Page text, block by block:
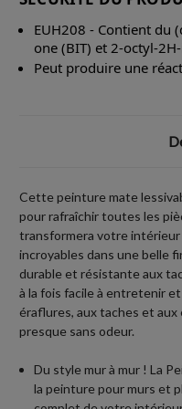
EUH208 - Contient du
one (BIT) et 2-octyl-
Peut produire une
Cette peinture mate
pour rafraîchir toutes les
transformera votre
incroyables dans une belle
durable et résistante aux
à la fois facile à entretenir
éraflures, aux taches et
presque sans odeur.
Du style mur à mur ! La
la peinture pour murs et